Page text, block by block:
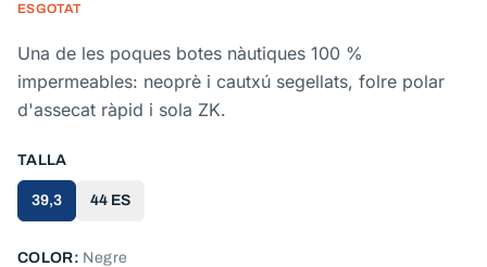
ESGOTAT
Una de les poques botes nàutiques 100 %
impermeables: neoprè i cautxú segellats, folre polar
d'assecat ràpid i sola ZK.
TALLA
39,3 44 ES
COLOR: Negre